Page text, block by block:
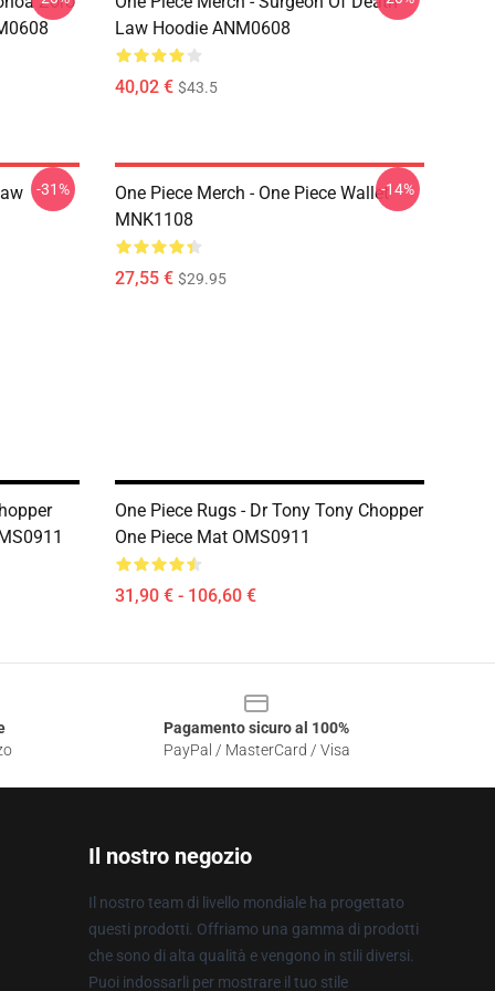
Law Hoodie ANM0608
40,02 € $43.5
-31%
One Piece Merch - One Piece Wallet
MNK1108
27,55 € $29.95
-14%
One Piece Rugs - Dr Tony Tony Chopper
One Piece Mat OMS0911
31,90 € - 106,60 €
Pagamento sicuro al 100%
PayPal / MasterCard / Visa
Il nostro negozio
Il nostro team di livello mondiale ha progettato
questi prodotti. Offriamo una gamma di prodotti
che sono di alta qualità e vengono in stili diversi.
Puoi indossarli per mostrare il tuo stile